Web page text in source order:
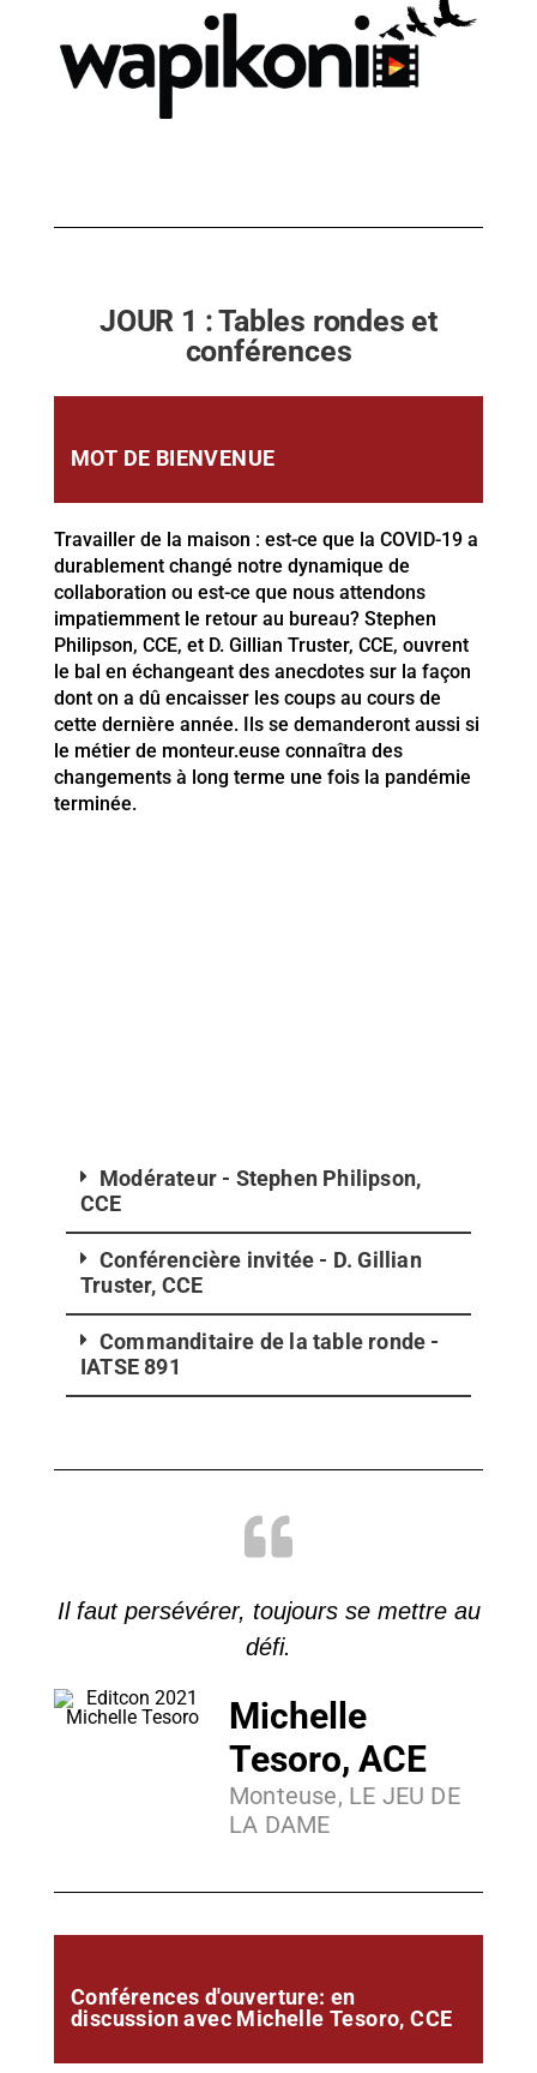
JOUR 1 : Tables rondes et
conférences
MOT DE BIENVENUE
Travailler de la maison : est-ce que la COVID-19 a
durablement changé notre dynamique de
collaboration ou est-ce que nous attendons
impatiemment le retour au bureau? Stephen
Philipson, CCE, et D. Gillian Truster, CCE, ouvrent
le bal en échangeant des anecdotes sur la façon
dont on a dû encaisser les coups au cours de
cette dernière année. Ils se demanderont aussi si
le métier de monteur.euse connaîtra des
changements à long terme une fois la pandémie
terminée.
Modérateur - Stephen Philipson,
CCE
Conférencière invitée - D. Gillian
Truster, CCE
Commanditaire de la table ronde -
IATSE 891
Il faut persévérer, toujours se mettre au
défi.
Michelle
Tesoro, ACE
Monteuse, LE JEU DE
LA DAME
Conférences d'ouverture: en
discussion avec Michelle Tesoro, CCE